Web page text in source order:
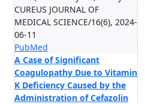
CUREUS JOURNAL OF
MEDICAL SCIENCE/16(6), 2024-
06-11
PubMed
A Case of Significant
Coagulopathy Due to Vitamin
K Deficiency Caused by the
Administration of Cefazolin